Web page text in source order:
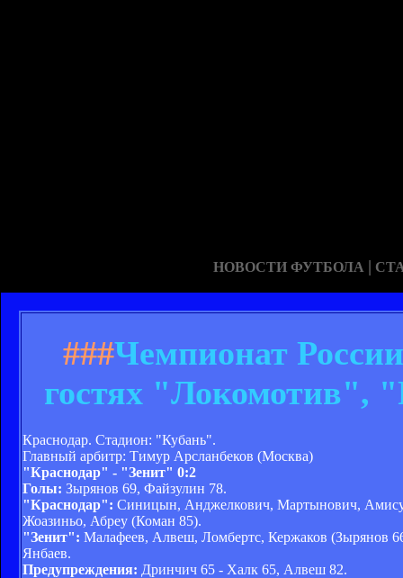
НОВОСТИ ФУТБОЛА |
###Чемпионат
гостях "Локомотив",
Краснодар. Стадион: "Кубань".
Главный арбитр: Тимур Арсланбеков (Москва)
"Краснодар" - "Зенит" 0:2
Голы: Зырянов 69, Файзулин 78.
"Краснодар": Синицын, Анджелкович, Мартынович,
Жоазиньо, Абреу (Коман 85).
"Зенит": Малафеев, Алвеш, Ломбертс, Кержаков (Зырянов
Янбаев.
Предупреждения: Дринчич 65 - Халк 65, Алвеш 82.